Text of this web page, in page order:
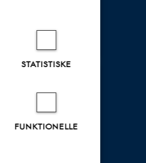
Universitetsbyen 61
EAN nr: 5798000424944
STATISTISKE
FUNKTIONELLE